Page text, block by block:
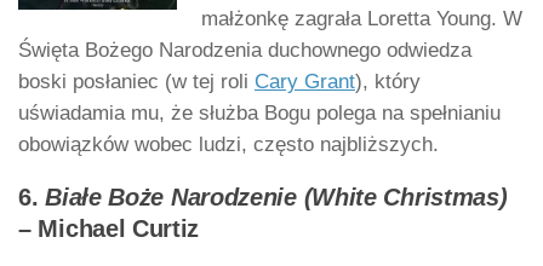
małżonkę zagrała Loretta Young. W
Święta Bożego Narodzenia duchownego odwiedza
boski posłaniec (w tej roli Cary Grant), który
uświadamia mu, że służba Bogu polega na spełnianiu
obowiązków wobec ludzi, często najbliższych.
6.Białe Boże Narodzenie (White Christmas)
– Michael Curtiz